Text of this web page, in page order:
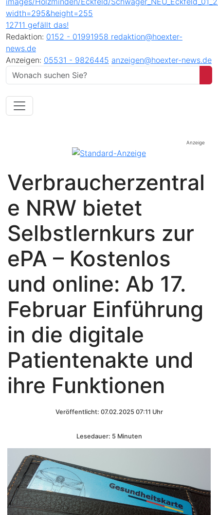
12711 gefällt das!
Redaktion: 0152 - 01991958 redaktion@hoexter-
news.de
Anzeigen: 05531 - 9826445 anzeigen@hoexter-news.de
Anzeige
Verbraucherzentral
e NRW bietet
Selbstlernkurs zur
ePA – Kostenlos
und online: Ab 17.
Februar Einführung
in die digitale
Patientenakte und
ihre Funktionen
Veröffentlicht: 07.02.2025 07:11 Uhr
Lesedauer: 5 Minuten